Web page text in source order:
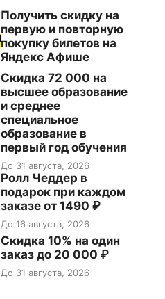
Получить скидку на
первую и повторную
покупку билетов на
Яндекс Афише
Скидка 72 000 на
высшее образование
и среднее
специальное
образование в
первый год обучения
До 31 августа, 2026
Ролл Чеддер в
подарок при каждом
заказе от 1490 ₽
До 16 августа, 2026
Скидка 10% на один
заказ до 20 000 ₽
До 31 августа, 2026